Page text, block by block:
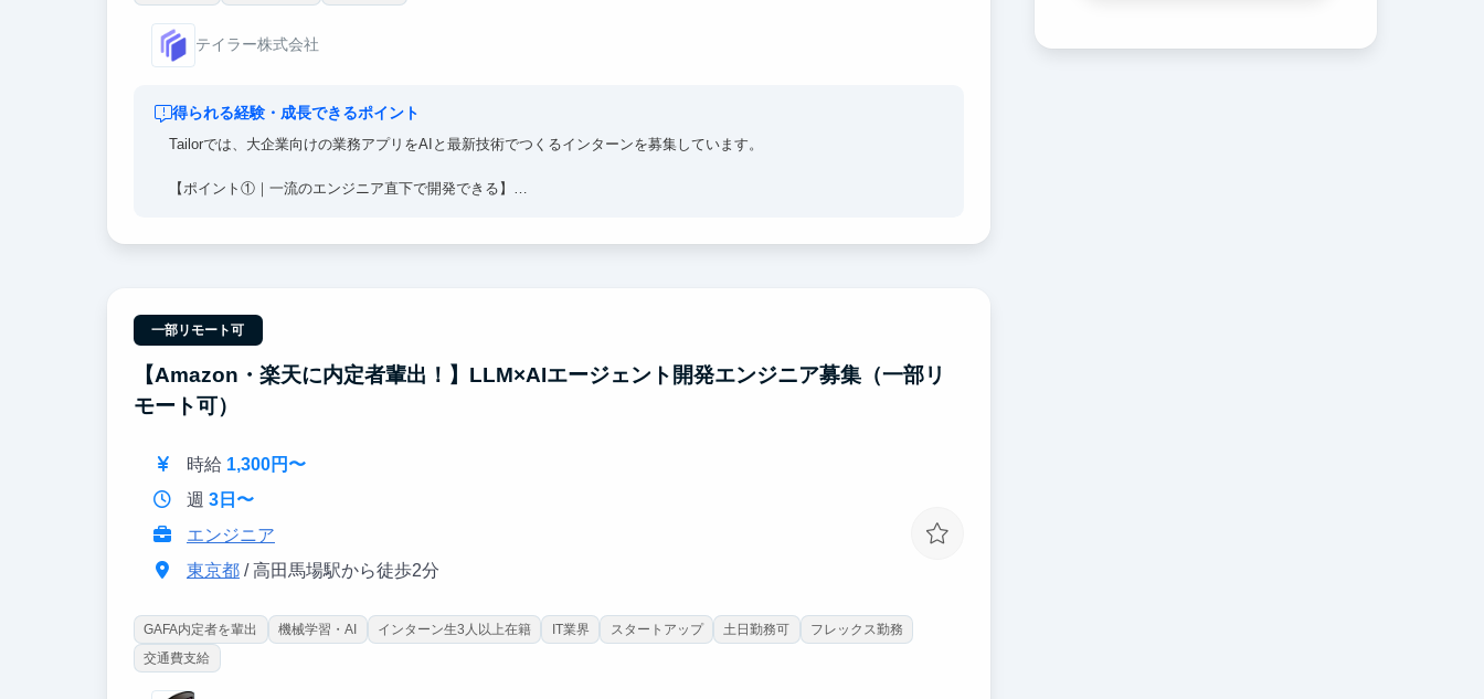
テイラー株式会社
得られる経験・成長できるポイント
Tailorでは、大企業向けの業務アプリをAIと最新技術でつくるインターンを募集しています。
【ポイント①｜一流のエンジニア直下で開発できる】
【ポイント③｜超大手企業とのプロダクト開発】
クライアントは日本を代表する大手企業が中心。起業を目指す方は、Salesから全てのフェーズに関与可能。
一部リモート可
【Amazon・楽天に内定者輩出！】LLM×AIエージェント開発エンジニア募集（一部リ
モート可）
時給 1,300円〜
週 3日〜
エンジニア
東京都/ 高田馬場駅から徒歩2分
GAFA内定者を輩出 機械学習・AI インターン生3人以上在籍 IT業界 スタートアップ 土日勤務可
フレックス勤務
交通費支給